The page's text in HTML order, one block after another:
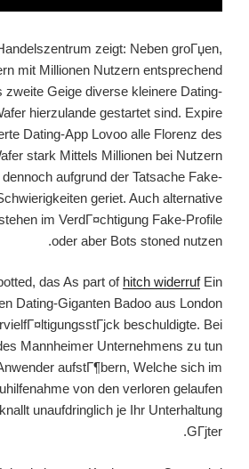
zeigt: Neben groГџen,
mit Millionen Nutzern entsprechend
zweite Geige diverse kleinere Dating-
hierzulande gestartet sind. Expire
Dating-App Lovoo alle Florenz des
stark Mittels Millionen bei Nutzern
aufgrund der Tatsache Fake-
geriet. Auch alternative
im VerdГ¤chtigung Fake-Profile
oder aber Bots stoned nutzen.
das As part of hitch widerrufEin
Dating-Giganten Badoo aus London
beschuldigte. Bei
Mannheimer Unternehmens zu tun
aufstГ¶bern, Welche sich im
von den verloren gelaufen
unaufdringlich je Ihr Unterhaltung
GГјter.